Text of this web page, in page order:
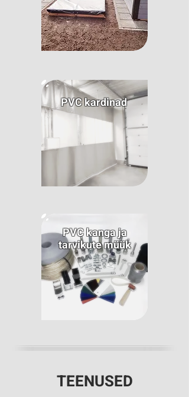
PVC kardinad
PVC kanga ja
tarvikute müük
TEENUSED